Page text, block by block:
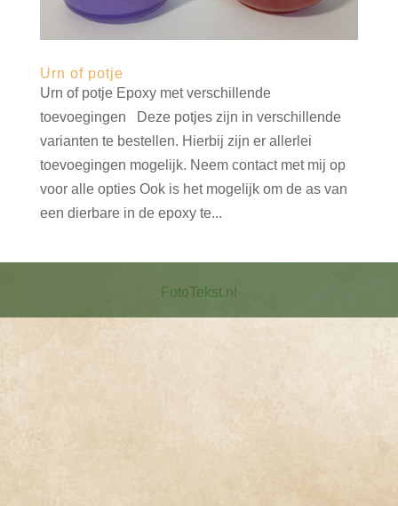
Urn of potje
Urn of potje Epoxy met verschillende
toevoegingen Deze potjes zijn in verschillende
varianten te bestellen. Hierbij zijn er allerlei
toevoegingen mogelijk. Neem contact met mij op
voor alle opties Ook is het mogelijk om de as van
een dierbare in de epoxy te...
FotoTekst.nl